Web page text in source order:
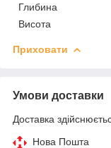
Глибина
Висота
Приховати
Умови доставки
Доставка
Нова Пошта